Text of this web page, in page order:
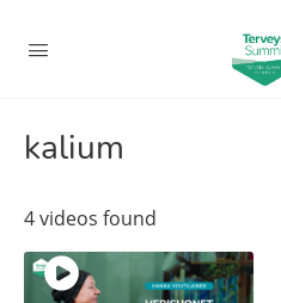
kalium
4 videos found